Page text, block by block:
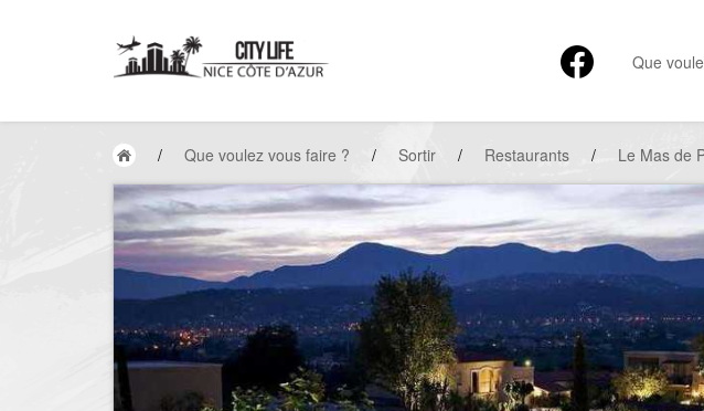
Que
/ Que voulez vous faire ? / Sortir / Restaurants / Le Mas de